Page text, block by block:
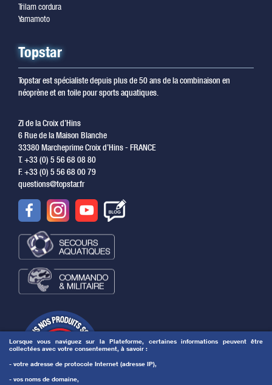
Lorsque vous naviguez sur la Plateforme, certaines informations peuvent être
collectées avec votre consentement, à savoir :
- votre adresse de protocole Internet (adresse IP),
- vos noms de domaine,
Trilam cordura
Yamamoto
Topstar
Topstar est spécialiste depuis plus de 50 ans de la combinaison en
néoprène et en toile pour sports aquatiques.
ZI de la Croix d’Hins
6 Rue de la Maison Blanche
33380 Marcheprime Croix d’Hins - FRANCE
T. +33 (0) 5 56 68 08 80
F. +33 (0) 5 56 68 00 79
questions@topstar.fr